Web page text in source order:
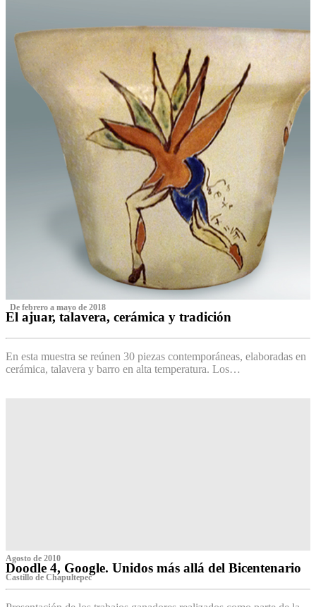
‌ De febrero a mayo de 2018
El ajuar, talavera, cerámica y tradición
En esta muestra se reúnen 30 piezas contemporáneas, elaboradas en
cerámica, talavera y barro en alta temperatura. Los…
Agosto de 2010
Doodle 4, Google. Unidos más allá del Bicentenario
Castillo de Chapultepec